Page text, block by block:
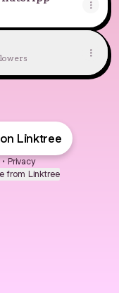
Linktree
• Privacy
from Linktree